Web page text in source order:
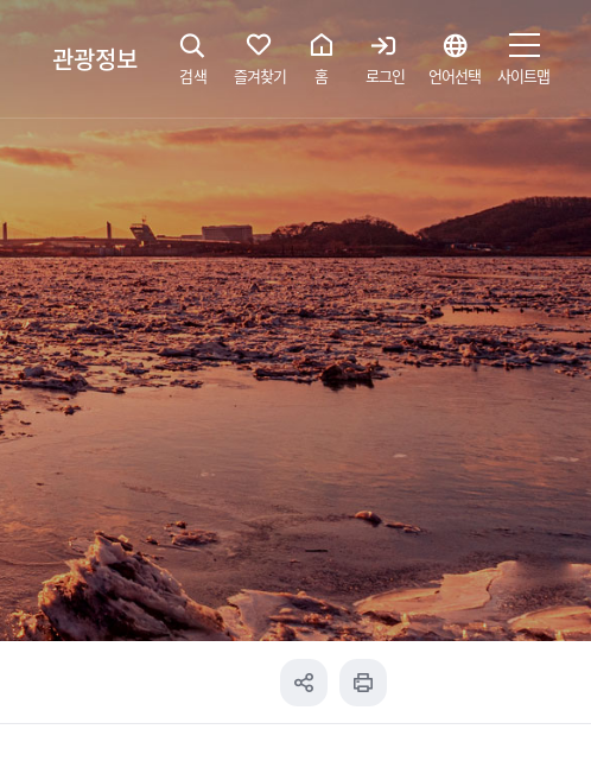
장항습지
누리길
벚꽃명소
관광정보
문화관광해설사 예약하기
해설사 공간
검색 즐겨찾기 홈 로그인 언어선택 사이트맵